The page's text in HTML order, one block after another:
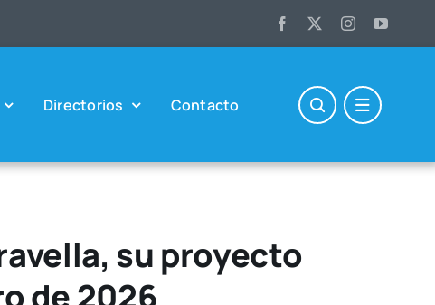
Direc­to­rios Con­tac­to
su proyecto